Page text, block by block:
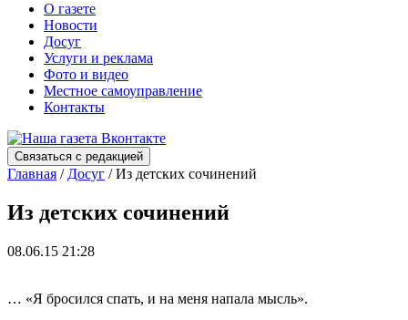
О газете
Новости
Досуг
Услуги и реклама
Фото и видео
Местное самоуправление
Контакты
Связаться с редакцией
Главная / Досуг / Из детских сочинений
Из детских сочинений
08.06.15 21:28
… «Я бросился спать, и на меня напала мысль».